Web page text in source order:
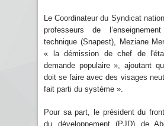
Le Coordinateur du Syndicat
professeurs de
technique (Snapest), Meziane
« la démission de chef de
demande populaire », ajoutant
doit se faire avec des visages
fait parti du système ».
Pour sa part, le président du
du développement (PJD) de